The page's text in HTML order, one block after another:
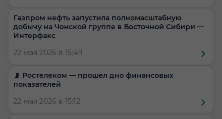
Газпром нефть запустила полномасштабную
добычу на Чонской группе в Восточной Сибири —
Интерфакс
22 мая 2026 в 15:49
📡 Ростелеком — прошел дно финансовых
показателей
22 мая 2026 в 15:12